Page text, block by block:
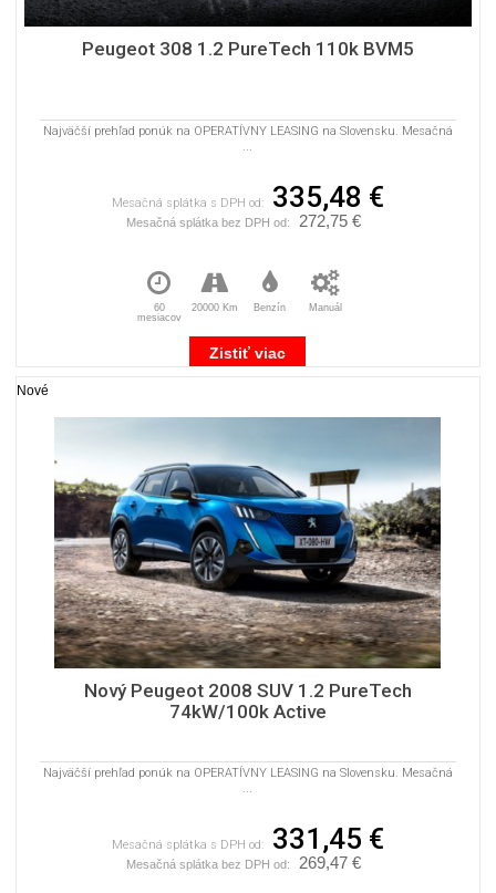
Peugeot 308 1.2 PureTech 110k BVM5
Najväčší prehľad ponúk na OPERATÍVNY LEASING na Slovensku. Mesačná
...
60
mesiacov
20000 Km Benzín Manuál
Zistiť viac
Mesačná splátka s DPH od: 335,48 €
Mesačná splátka bez DPH od: 272,75 €
Nové
Nový Peugeot 2008 SUV 1.2 PureTech
74kW/100k Active
Najväčší prehľad ponúk na OPERATÍVNY LEASING na Slovensku. Mesačná
...
Mesačná splátka s DPH od: 331,45 €
Mesačná splátka bez DPH od: 269,47 €